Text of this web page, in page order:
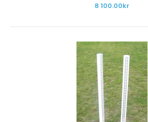
färg)20 st färgtillägg (valfri
8 100.00kr